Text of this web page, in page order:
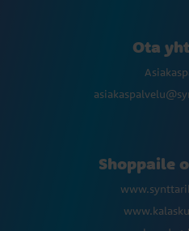
Ota
Shoppaile